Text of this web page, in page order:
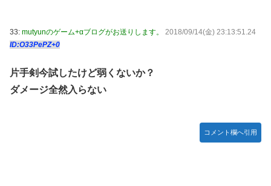
33: mutyunのゲーム+αブログがお送りします。
2018/09/14(金) 23:13:51.24
ID:O33PePZ+0
片手剣今試したけど弱くないか？
ダメージ全然入らない
コメント欄へ引用